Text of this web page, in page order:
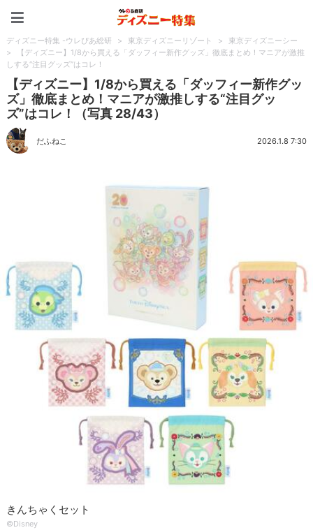
ディズニー特集 -ウレぴあ総研 > 東京ディズニーリゾート >
東京ディズニーシー
>
【ディズニー】1/8から買える「ダッフィー新作グッズ」徹底まとめ！マニアが激推
しする“注目グッズ”はコレ！
【ディズニー】1/8から買える「ダッフィー新作グッ
ズ」徹底まとめ！マニアが激推しする“注目グッ
ズ”はコレ！（写真 28/43）
だふねこ 2026.1.8 7:30
きんちゃくセット
©Disney